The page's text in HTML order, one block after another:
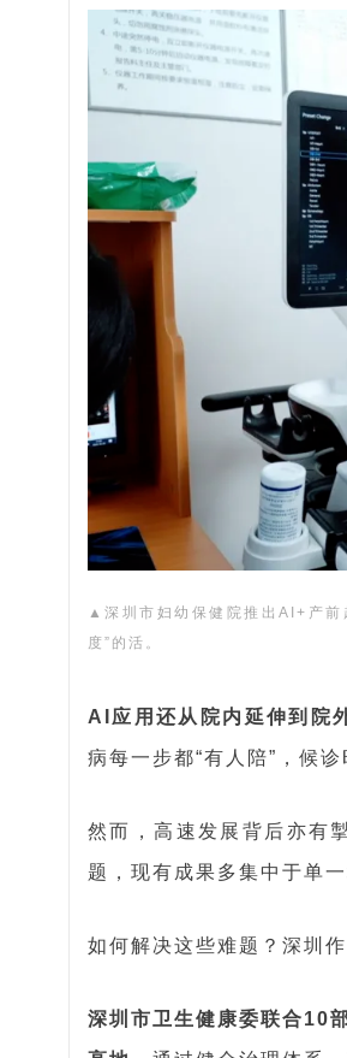
▲深圳市妇幼保健院推出AI+产
度”的活。
AI应用还从院内延伸到院
病每一步都“有人陪”，候
然而，高速发展背后亦有
题，现有成果多集中于单
如何解决这些难题？深圳
深圳市卫生健康委联合10